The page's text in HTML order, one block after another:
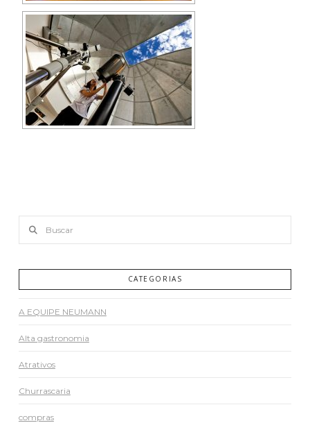
CATEGORIAS
A EQUIPE NEUMANN
Alta gastronomia
Atrativos
Churrascaria
compras